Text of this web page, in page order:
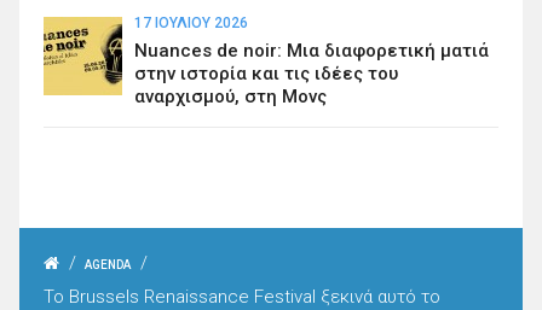
17 ΙΟΥΛΊΟΥ 2026
Nuances de noir: Μια διαφορετική ματιά
στην ιστορία και τις ιδέες του
αναρχισμού, στη Μονς
/ AGENDA
/
To Brussels Renaissance Festival ξεκινά αυτό το